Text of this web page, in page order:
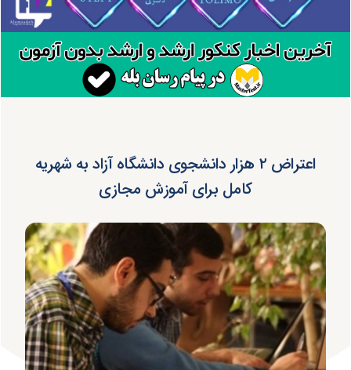
اعتراض ۲ هزار دانشجوی دانشگاه آزاد به شهریه
کامل برای آموزش مجازی